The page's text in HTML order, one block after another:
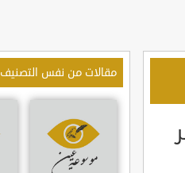
مقالات من نفس التصنيف